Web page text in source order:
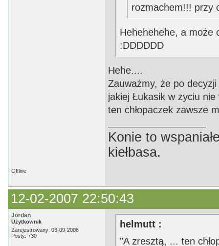
rozmachem!!! przy
Hehehehehe, a może
:DDDDDD
Hehe....
Zauważmy, że po
jakiej Łukasik w zyciu
ten chłopaczek zawsze
Konie to
kiełbasa.
Offline
12-02-2007 22:50:43
Jordan
Użytkownik
Zarejestrowany: 03-09-2006
Posty: 730
helmutt :
"A zresztą, ... ten